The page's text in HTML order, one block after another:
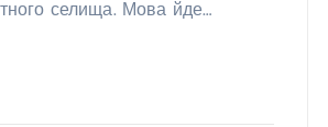
селища. Мова йде…